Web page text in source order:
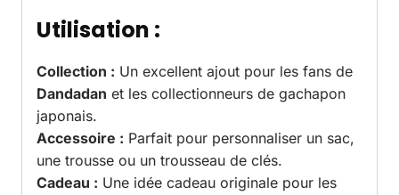
Utilisation :
Collection : Un excellent ajout pour les fans de
Dandadan et les collectionneurs de gachapon
japonais.
Accessoire : Parfait pour personnaliser un sac,
une trousse ou un trousseau de clés.
Cadeau : Une idée cadeau originale pour les